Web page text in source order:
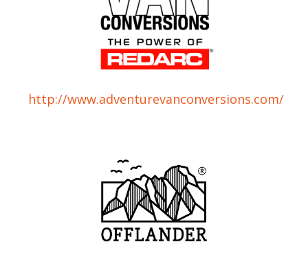
http://www.adventurevanconversions.com/